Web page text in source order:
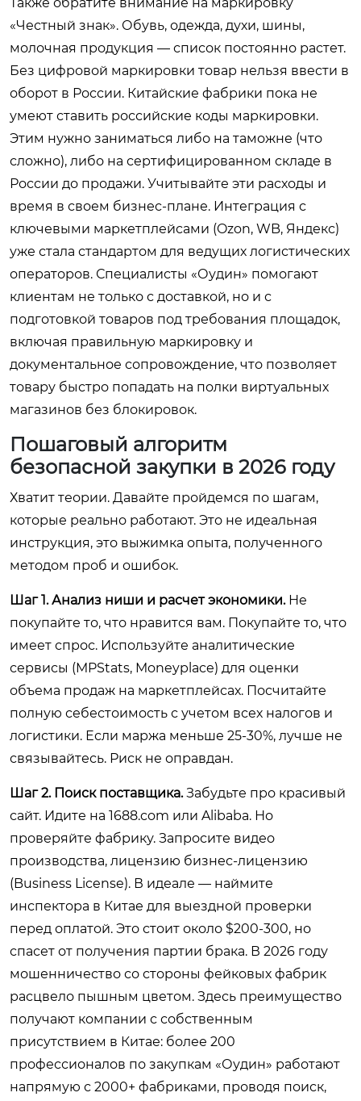
«Честный знак». Обувь, одежда, духи, шины,
молочная продукция — список постоянно растет.
Без цифровой маркировки товар нельзя ввести в
оборот в России. Китайские фабрики пока не
умеют ставить российские коды маркировки.
Этим нужно заниматься либо на таможне (что
сложно), либо на сертифицированном складе в
России до продажи. Учитывайте эти расходы и
время в своем бизнес-плане. Интеграция с
ключевыми маркетплейсами (Ozon, WB, Яндекс)
уже стала стандартом для ведущих логистических
операторов. Специалисты «Оудин» помогают
клиентам не только с доставкой, но и с
подготовкой товаров под требования площадок,
включая правильную маркировку и
документальное сопровождение, что позволяет
товару быстро попадать на полки виртуальных
магазинов без блокировок.
Пошаговый алгоритм
безопасной закупки в 2026 году
Хватит теории. Давайте пройдемся по шагам,
которые реально работают. Это не идеальная
инструкция, это выжимка опыта, полученного
методом проб и ошибок.
Шаг 1. Анализ ниши и расчет экономики.Не
покупайте то, что нравится вам. Покупайте то, что
имеет спрос. Используйте аналитические
сервисы (MPStats, Moneyplace) для оценки
объема продаж на маркетплейсах. Посчитайте
полную себестоимость с учетом всех налогов и
логистики. Если маржа меньше 25-30%, лучше не
связывайтесь. Риск не оправдан.
Шаг 2. Поиск поставщика.Забудьте про красивый
сайт. Идите на 1688.com или Alibaba. Но
проверяйте фабрику. Запросите видео
производства, лицензию бизнес-лицензию
(Business License). В идеале — наймите
инспектора в Китае для выездной проверки
перед оплатой. Это стоит около $200-300, но
спасет от получения партии брака. В 2026 году
мошенничество со стороны фейковых фабрик
расцвело пышным цветом. Здесь преимущество
получают компании с собственным
присутствием в Китае: более 200
профессионалов по закупкам «Оудин» работают
напрямую с 2000+ фабриками, проводя поиск,